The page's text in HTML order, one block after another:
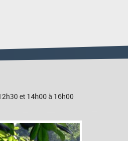
et 14h00 à 16h00